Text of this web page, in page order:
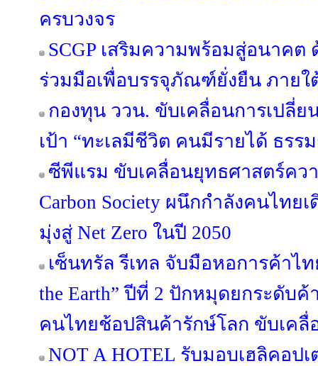
ครบวงจร
SCGP เสริมความพร้อมสู่อนาค
ร่วมมือเพื่อบรรจุภัณฑ์ยั่งยืน ภายใ
กองทุน ววน. ขับเคลื่อนการเปลี่
เป้า “ทะเลมีชีวิต คนมีรายได้ ธรร
ซีพีแรม ขับเคลื่อนยุทธศาสตร์คว
Carbon Society ผนึกกำลังคนไท
มุ่งสู่ Net Zero ในปี 2050
เซ็นทรัล รีเทล จับมือหอการค้าไท
the Earth” ปีที่ 2 ปักหมุดยกระดับ
คนไทยช้อปสินค้ารักษ์โลก ขับเคลื่
NOT A HOTEL รับมอบเฮลิคอปเ